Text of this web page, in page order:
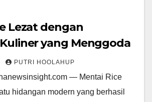
Lezat dengan
yang Menggoda
PUTRI HOOLAHUP
— Mentai Rice
hidangan modern yang berhasil